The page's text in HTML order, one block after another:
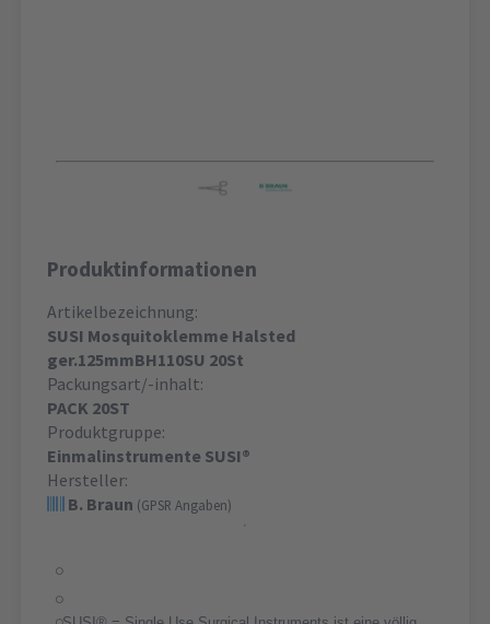
Produktinformationen
Artikelbezeichnung:
SUSI Mosquitoklemme Halsted
ger.125mmBH110SU 20St
Packungsart/-inhalt:
PACK 20ST
Produktgruppe:
Einmalinstrumente SUSI®
Hersteller:
B. Braun (GPSR Angaben)